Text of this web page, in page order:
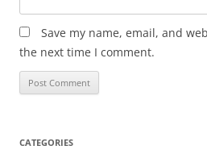
Save my name, email, and
the next time I comment.
CATEGORIES